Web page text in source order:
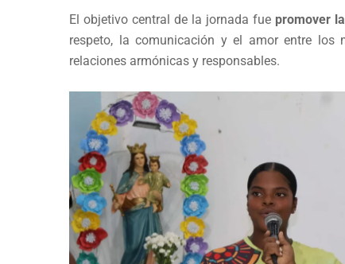
El objetivo central de la jornada fue promover
respeto, la comunicación y el amor entre los
relaciones armónicas y responsables.